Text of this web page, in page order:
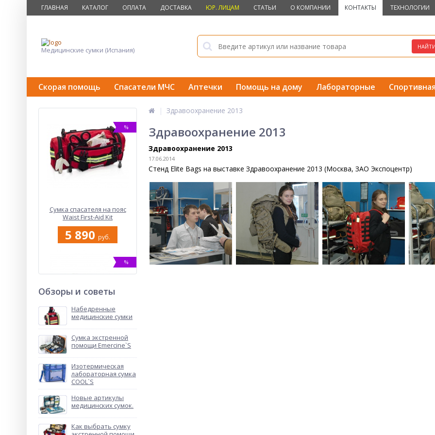
ГЛАВНАЯ КАТАЛОГ ОПЛАТА ДОСТАВКА ЮР. ЛИЦАМ СТАТЬИ О КОМПАНИИ КОНТАКТЫ ТЕХНОЛОГИИ
Медицинские сумки (Испания)
Скорая помощь Спасатели МЧС Аптечки Помощь на дому Лабораторные
%
Сумка спасателя на пояс
Waist First-Aid Kit
5 890 руб.
%
Сумка для кислородного
баллона MINI TUBE’S
9 550руб.
NEW
ХИТ
%
Обзоры и советы
Набедренные
медицинские сумки
Сумка экстренной
помощи Emercine`S
Изотермическая
лабораторная сумка
COOL`S
Новые артикулы
медицинских сумок.
Как выбрать сумку
Здравоохранение 2013
Здравоохранение 2013
Здравоохранение 2013
17.06.2014
Стенд Elite Bags на выставке Здравоохранение 2013 (Москва, ЗАО Экспоцентр)